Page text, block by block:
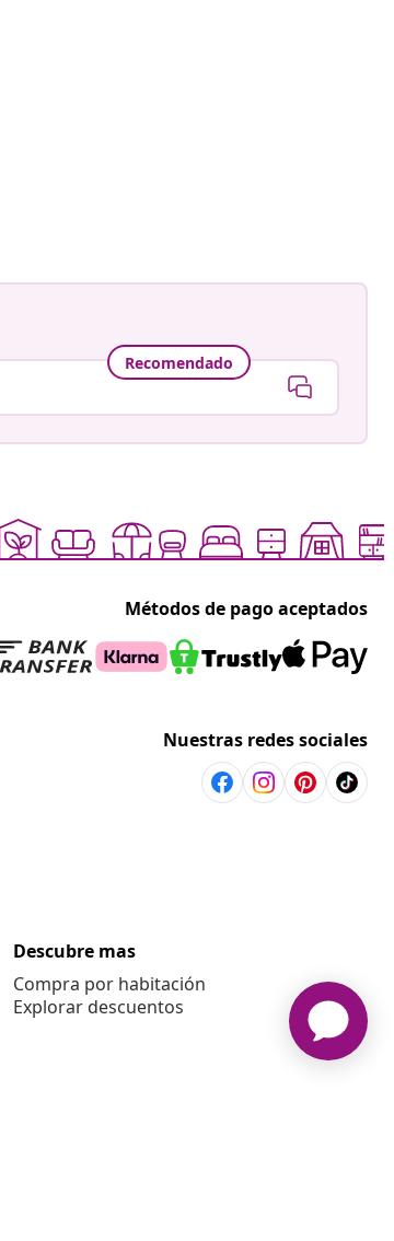
Recomendado
Métodos de pago aceptados
Nuestras redes sociales
Descubre mas
Compra por habitación
Explorar descuentos